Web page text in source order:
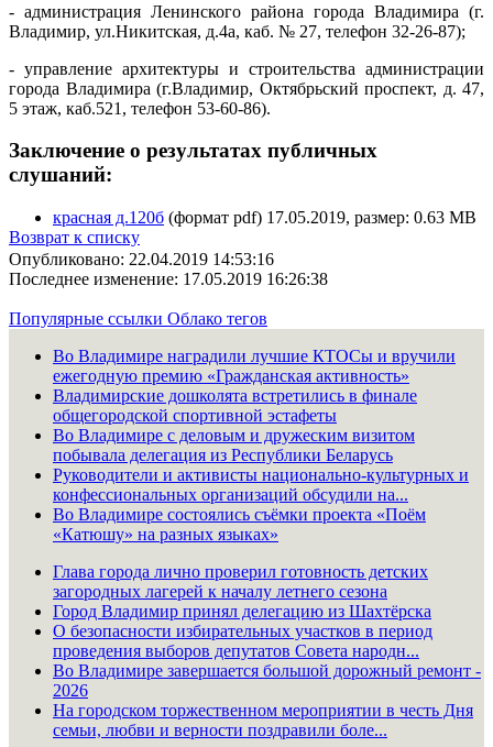
- администрация Ленинского района города Владимира (г.
Владимир, ул.Никитская, д.4а, каб. № 27, телефон 32-26-87);
- управление архитектуры и строительства администрации
города Владимира (г.Владимир, Октябрьский проспект, д. 47,
5 этаж, каб.521, телефон 53-60-86).
Заключение о результатах публичных
слушаний:
красная д.120б (формат pdf) 17.05.2019, размер: 0.63 MB
Возврат к списку
Опубликовано: 22.04.2019 14:53:16
Последнее изменение: 17.05.2019 16:26:38
Популярные ссылки Облако тегов
Во Владимире наградили лучшие КТОСы и вручили
ежегодную премию «Гражданская активность»
Владимирские дошколята встретились в финале
общегородской спортивной эстафеты
Во Владимире с деловым и дружеским визитом
побывала делегация из Республики Беларусь
Руководители и активисты национально-культурных и
конфессиональных организаций обсудили на...
Во Владимире состоялись съёмки проекта «Поём
«Катюшу» на разных языках»
Глава города лично проверил готовность детских
загородных лагерей к началу летнего сезона
Город Владимир принял делегацию из Шахтёрска
О безопасности избирательных участков в период
проведения выборов депутатов Совета народн...
Во Владимире завершается большой дорожный ремонт -
2026
На городском торжественном мероприятии в честь Дня
семьи, любви и верности поздравили боле...